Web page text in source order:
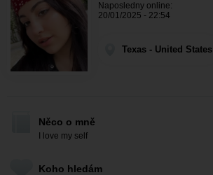
Naposledny online:
20/01/2025 - 22:54
Texas - United States
Něco o mně
I love my self
Koho hledám